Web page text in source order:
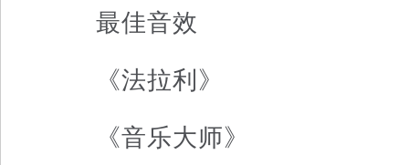
最佳音效
《法拉利》
《音乐大师》